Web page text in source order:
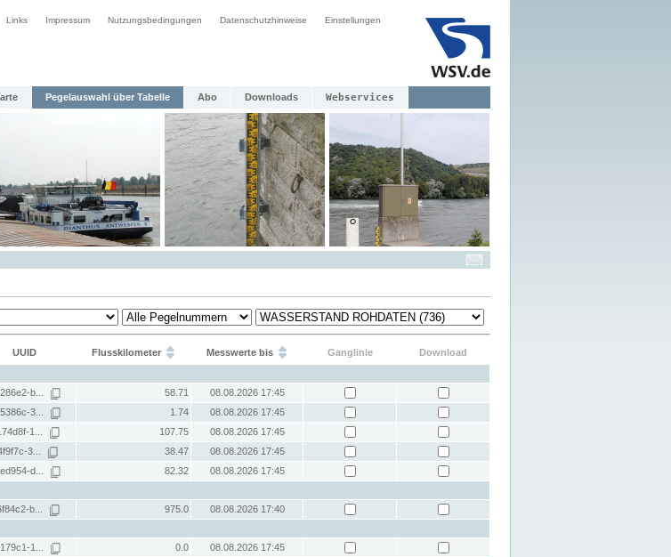
Links Impressum Nutzungsbedingungen Datenschutzhinweise Einstellungen
Pegelauswahl über Tabelle Abo Downloads Webservices
UUID Flusskilometer Messwerte bis Ganglinie
Download
b... 58.71
08.08.2026 17:45
3... 1.74
08.08.2026 17:45
1... 107.75
08.08.2026 17:45
3... 38.47
08.08.2026 17:45
d... 82.32
08.08.2026 17:45
b... 975.0
08.08.2026 17:40
1... 0.0
08.08.2026 17:45